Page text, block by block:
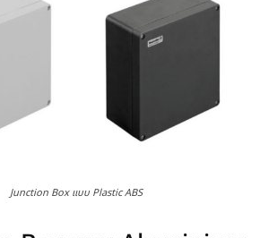
Junction Box แบบ Plastic ABS